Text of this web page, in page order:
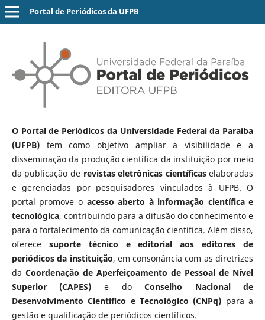
Portal de Periódicos da UFPB
O Portal de Periódicos da Universidade Federal da Paraíba
(UFPB)tem como objetivo ampliar a visibilidade e a
disseminação da produção científica da instituição por meio
da publicação de revistas eletrônicas científicaselaboradas
e gerenciadas por pesquisadores vinculados à UFPB. O
portal promove o acesso aberto à informação científica e
tecnológica, contribuindo para a difusão do conhecimento e
para o fortalecimento da comunicação científica. Além disso,
oferece suporte técnico e editorial aos editores de
periódicos da instituição, em consonância com as diretrizes
da Coordenação de Aperfeiçoamento de Pessoal de Nível
Superior (CAPES) e doConselho Nacional de
Desenvolvimento Científico e Tecnológico (CNPq) para a
gestão e qualificação de periódicos científicos.